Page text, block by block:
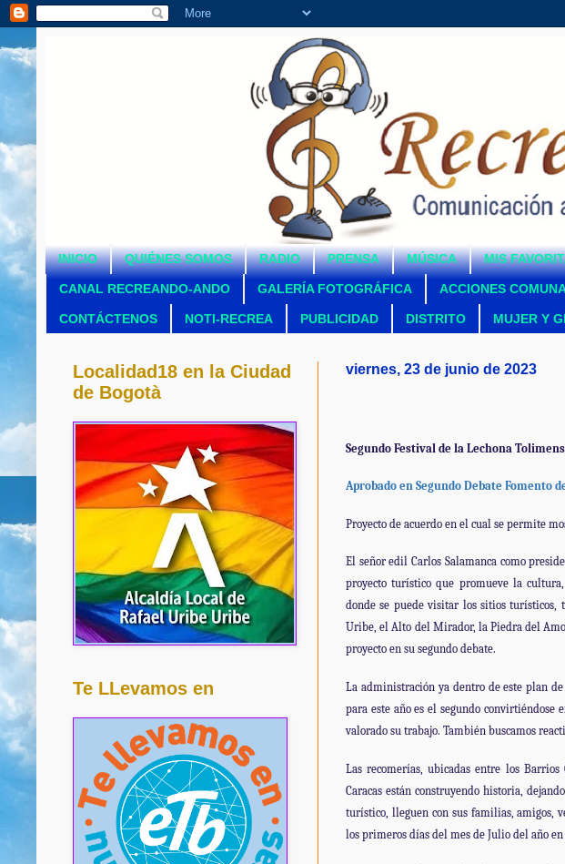
INICIO QUIÉNES SOMOS RADIO PRENSA MÚSICA MIS
CANAL RECREANDO-ANDO GALERÍA FOTOGRÁFICA ACCIONES
CONTÁCTENOS NOTI-RECREA PUBLICIDAD DISTRITO MUJER Y
viernes, 23 de junio de 2023
Segundo Festival de la Lechona
Aprobado en Segundo Debate Fomento
Proyecto de acuerdo en el cual se permite
El señor edil Carlos Salamanca como
proyecto turístico que promueve la
donde se puede visitar los sitios turísticos,
Uribe, el Alto del Mirador, la Piedra del
proyecto en su segundo debate.
La administración ya dentro de este plan
para este año es el segundo
valorado su trabajo. También buscamos
Las recomerías, ubicadas entre los Barrios
Caracas están construyendo historia,
turístico, lleguen con sus familias, amigos,
los primeros días del mes de Julio del año en
Localidad18 en la Ciudad
de Bogotà
Te LLevamos en